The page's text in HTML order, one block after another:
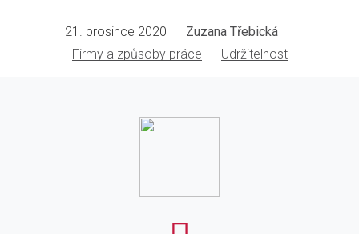
21. prosince 2020
Zuzana Třebická
Firmy a způsoby práce
Udržitelnost